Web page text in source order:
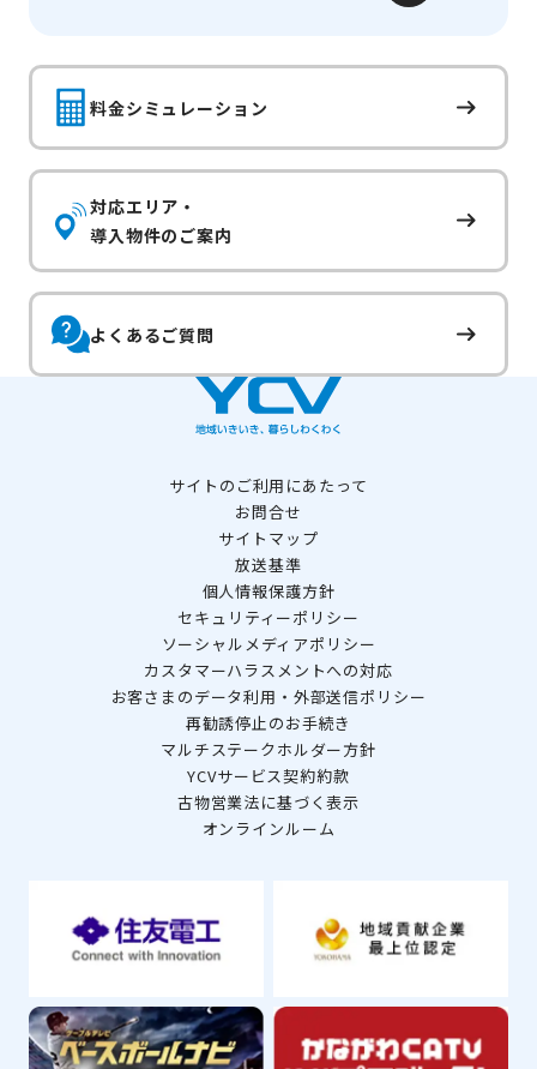
料金シミュレーション
対応エリア・
導入物件のご案内
よくあるご質問
サイトのご利用にあたって
お問合せ
サイトマップ
放送基準
個人情報保護方針
セキュリティーポリシー
ソーシャルメディアポリシー
カスタマーハラスメントへの対応
お客さまのデータ利用・外部送信ポリシー
再勧誘停止のお手続き
マルチステークホルダー方針
YCVサービス契約約款
古物営業法に基づく表示
オンラインルーム